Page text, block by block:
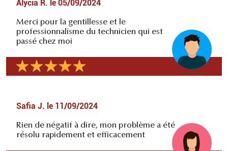
Alycia R. le 05/09/2024
Merci pour la gentillesse et le
professionnalisme du technicien qui est
passé chez moi
Safia J. le 11/09/2024
Rien de négatif à dire, mon problème a été
résolu rapidement et efficacement